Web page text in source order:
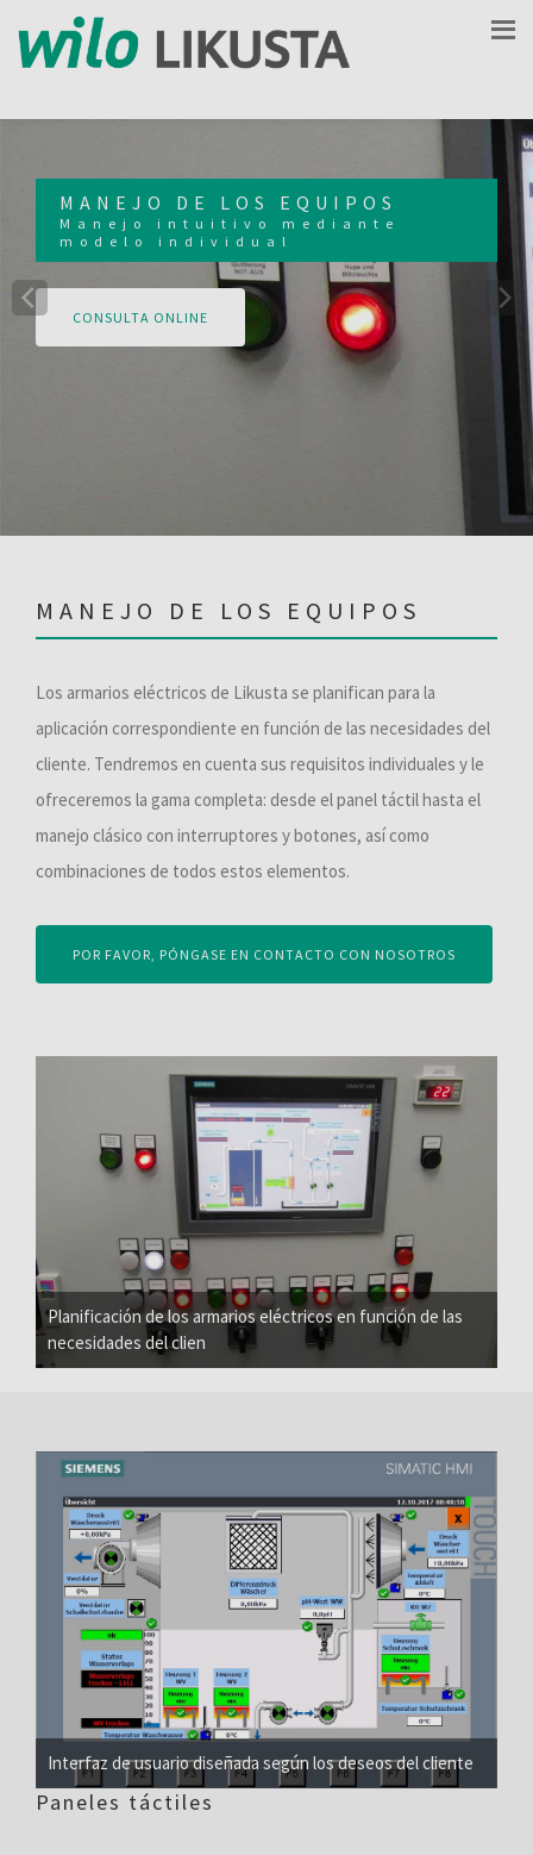
MANEJO DE LOS EQUIPOS
Manejo intuitivo mediante
modelo individual
CONSULTA ONLINE
MANEJO DE LOS EQUIPOS
Los armarios eléctricos de Likusta se planifican para la
aplicación correspondiente en función de las necesidades del
cliente. Tendremos en cuenta sus requisitos individuales y le
ofreceremos la gama completa: desde el panel táctil hasta el
manejo clásico con interruptores y botones, así como
combinaciones de todos estos elementos.
POR FAVOR, PÓNGASE EN CONTACTO CON NOSOTROS
Planificación de los armarios eléctricos en función de las
necesidades del clien
Interfaz de usuario diseñada según los deseos del cliente
Paneles táctiles